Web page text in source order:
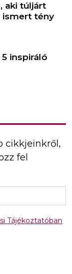
aki túljárt
ismert tény
inspiráló
cikkjeinkről,
fel
Tájékoztatóban